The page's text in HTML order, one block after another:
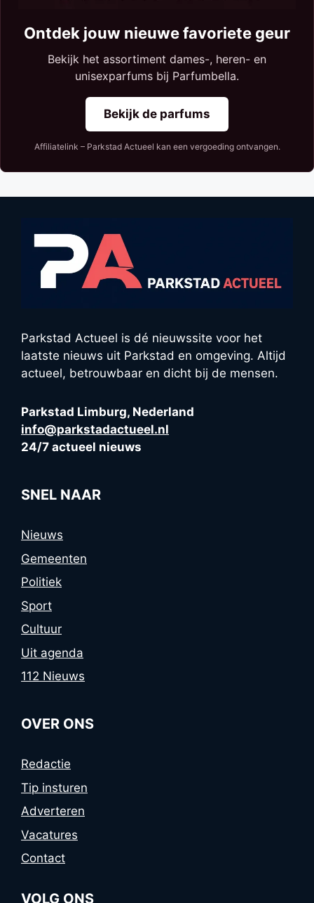
Ontdek jouw nieuwe favoriete geur
Bekijk het assortiment dames-, heren- en
unisexparfums bij Parfumbella.
Bekijk de parfums
Affiliatelink – Parkstad Actueel kan een vergoeding ontvangen.
Parkstad Actueel is dé nieuwssite voor het
laatste nieuws uit Parkstad en omgeving. Altijd
actueel, betrouwbaar en dicht bij de mensen.
Parkstad Limburg, Nederland
info@parkstadactueel.nl
24/7 actueel nieuws
SNEL NAAR
Nieuws
Gemeenten
Politiek
Sport
Cultuur
Uit agenda
112 Nieuws
OVER ONS
Redactie
Tip insturen
Adverteren
Vacatures
Contact
VOLG ONS